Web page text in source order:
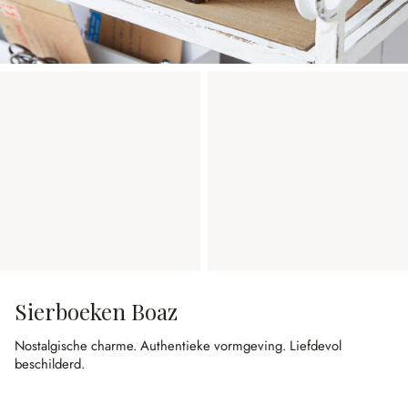
Sierboeken Boaz
Nostalgische charme. Authentieke vormgeving. Liefdevol
beschilderd.